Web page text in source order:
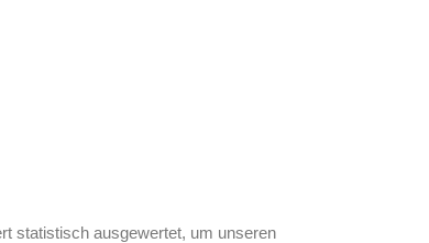
statistisch ausgewertet, um unseren